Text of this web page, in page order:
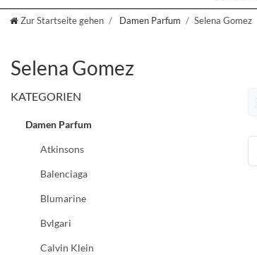
Zur Startseite gehen Damen Parfum Selena Gomez
Selena Gomez
KATEGORIEN
Damen Parfum
Atkinsons
Balenciaga
Blumarine
Bvlgari
Calvin Klein